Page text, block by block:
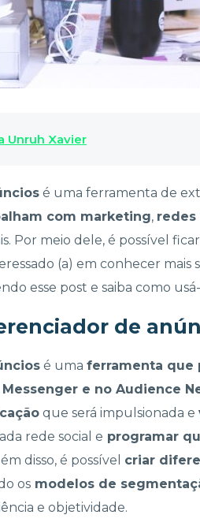
Unruh Xavier
é uma ferramenta de
com marketing, redes
Por meio dele, é possível
(a) em conhecer mais
esse post e saiba como
de
é uma ferramenta que
e no Audience
que será impulsionada e
rede social e programar
disso, é possível criar
os modelos de
e objetividade.